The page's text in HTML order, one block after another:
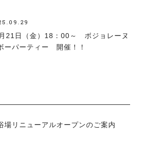
21日（金）18：00～ ボジョレーヌ
ーパーティー 開催！！
場リニューアルオープンのご案内